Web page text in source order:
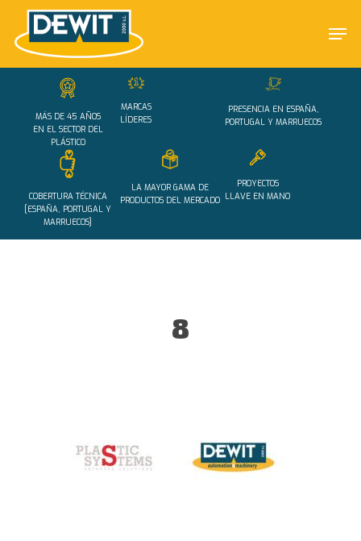
main
content
MÁS DE 45 AÑOS
EN EL SECTOR DEL
PLÁSTICO
MARCAS
LÍDERES
PRESENCIA EN ESPAÑA,
PORTUGAL Y MARRUECOS
COBERTURA TÉCNICA
[ESPAÑA, PORTUGAL Y
MARRUECOS]
LA MAYOR GAMA DE
PRODUCTOS DEL MERCADO
PROYECTOS
LLAVE EN MANO
8
Menu